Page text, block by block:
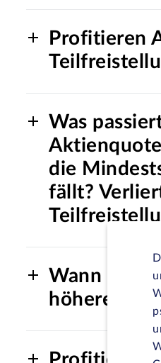
Profitieren
Was
die
fällt?
Wann
höheren